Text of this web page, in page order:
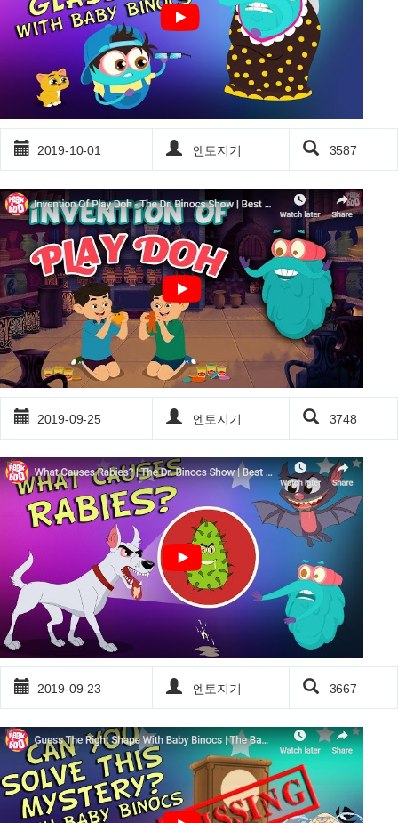
2019-10-01 엔토지기 3587
2019-09-25 엔토지기 3748
2019-09-23 엔토지기 3667